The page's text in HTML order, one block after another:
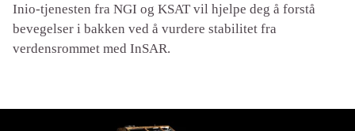
Inio-tjenesten fra NGI og KSAT vil hjelpe deg å forstå
bevegelser i bakken ved å vurdere stabilitet fra
verdensrommet med InSAR.